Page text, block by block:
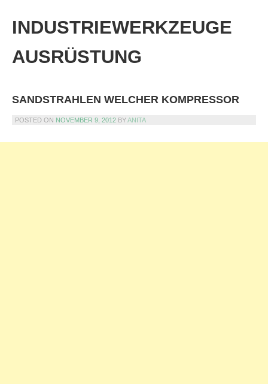
content
INDUSTRIEWERKZEUGE
AUSRÜSTUNG
SANDSTRAHLEN WELCHER KOMPRESSOR
POSTED ON NOVEMBER 9, 2012 BYANITA